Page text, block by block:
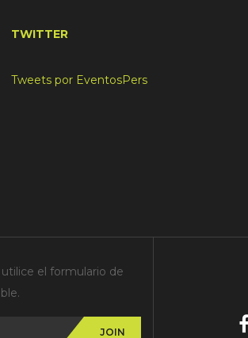
TWITTER
Tweets por EventosPers
el formulario de
JOIN